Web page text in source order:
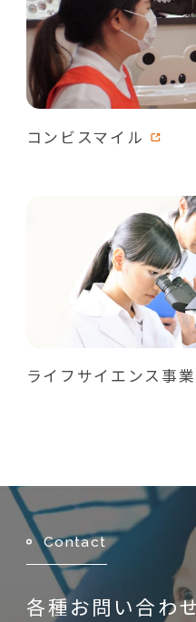
コンビスマイル
ライフサイエンス事
Contact
各種お問い合わ